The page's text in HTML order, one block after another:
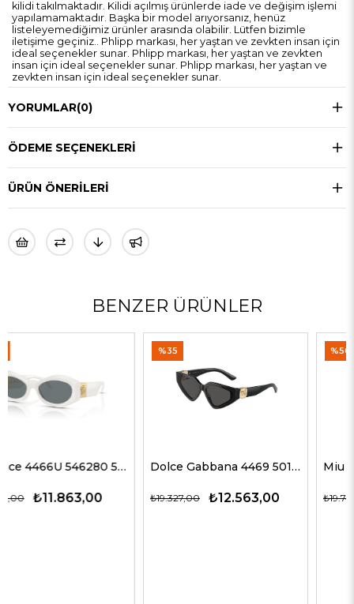
kilidi takılmaktadır. Kilidi açılmış ürünlerde iade ve değişim işlemi
yapılamamaktadır. Başka bir model arıyorsanız, henüz
listeleyemediğimiz ürünler arasında olabilir. Lütfen bizimle
iletişime geçiniz.. Phlipp markası, her yaştan ve zevkten insan için
ideal seçenekler sunar. Phlipp markası, her yaştan ve zevkten
insan için ideal seçenekler sunar. Phlipp markası, her yaştan ve
zevkten insan için ideal seçenekler sunar.
YORUMLAR(0)
ÖDEME SEÇENEKLERI
ÜRÜN ÖNERILERI
BENZER ÜRÜNLER
Dolce Gabbana 4469 501/87 59 G Kadın Güneş Gözlükleri
₺12.563,00
₺19.327,00
Miu Miu 51ZS ZVN50D 69 G Kadın Güneş Gözlükleri
₺9.872,00
₺19.743,00